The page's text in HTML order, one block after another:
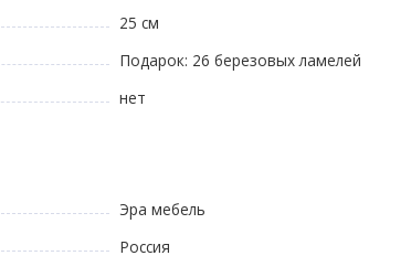
25 см
Подарок: 26 березовых ламелей
нет
Эра мебель
Россия